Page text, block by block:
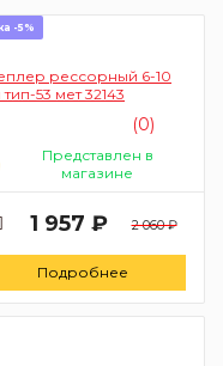
-5%
рессорный 6-10
53 мет 32143
(0)
Представлен в
магазине
1 957 ₽ 2 060 ₽
Подробнее